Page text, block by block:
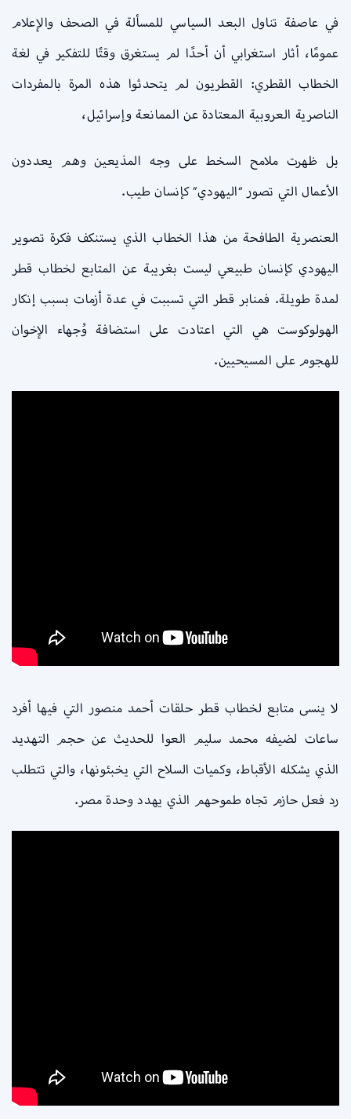
في عاصفة تناول البعد السياسي للمسألة في الصحف والإعلام
عمومًا، أثار استغرابي أن أحدًا لم يستغرق وقتًا للتفكير في لغة
الخطاب القطري: القطريون لم يتحدثوا هذه المرة بالمفردات
الناصرية العروبية المعتادة عن الممانعة وإسرائيل،
بل ظهرت ملامح السخط على وجه المذيعين وهم يعددون
الأعمال التي تصور “اليهودي” كإنسان طيب.
العنصرية الطافحة من هذا الخطاب الذي يستنكف فكرة تصوير
اليهودي كإنسان طبيعي ليست بغريبة عن المتابع لخطاب قطر
لمدة طويلة. فمنابر قطر التي تسببت في عدة أزمات بسبب إنكار
الهولوكوست هي التي اعتادت على استضافة وُجهاء الإخوان
للهجوم على المسيحيين.
لا ينسى متابع لخطاب قطر حلقات أحمد منصور التي فيها أفرد
ساعات لضيفه محمد سليم العوا للحديث عن حجم التهديد
الذي يشكله الأقباط، وكميات السلاح التي يخبئونها، والتي تتطلب
رد فعل حازم تجاه طموحهم الذي يهدد وحدة مصر.